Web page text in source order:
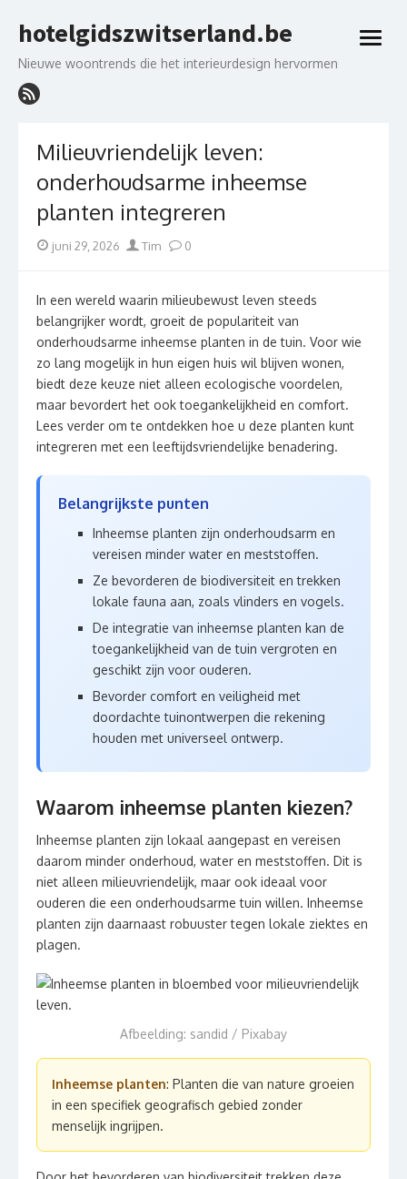
to
hotelgidszwitserland.be
Nieuwe woontrends die het interieurdesign hervormen
open
Milieuvriendelijk leven:
onderhoudsarme inheemse
planten integreren
Postedjuni 29, 2026 Author
Tim 0
In een wereld waarin milieubewust leven steeds
belangrijker wordt, groeit de populariteit van
onderhoudsarme inheemse planten in de tuin. Voor wie
zo lang mogelijk in hun eigen huis wil blijven wonen,
biedt deze keuze niet alleen ecologische voordelen,
maar bevordert het ook toegankelijkheid en comfort.
Lees verder om te ontdekken hoe u deze planten kunt
integreren met een leeftijdsvriendelijke benadering.
Belangrijkste punten
Inheemse planten zijn onderhoudsarm en
vereisen minder water en meststoffen.
Ze bevorderen de biodiversiteit en trekken
lokale fauna aan, zoals vlinders en vogels.
De integratie van inheemse planten kan de
toegankelijkheid van de tuin vergroten en
geschikt zijn voor ouderen.
Bevorder comfort en veiligheid met
doordachte tuinontwerpen die rekening
houden met universeel ontwerp.
Waarom inheemse planten kiezen?
Inheemse planten zijn lokaal aangepast en vereisen
daarom minder onderhoud, water en meststoffen. Dit is
niet alleen milieuvriendelijk, maar ook ideaal voor
ouderen die een onderhoudsarme tuin willen. Inheemse
planten zijn daarnaast robuuster tegen lokale ziektes en
plagen.
Afbeelding: sandid / Pixabay
Inheemse planten: Planten die van nature groeien
in een specifiek geografisch gebied zonder
menselijk ingrijpen.